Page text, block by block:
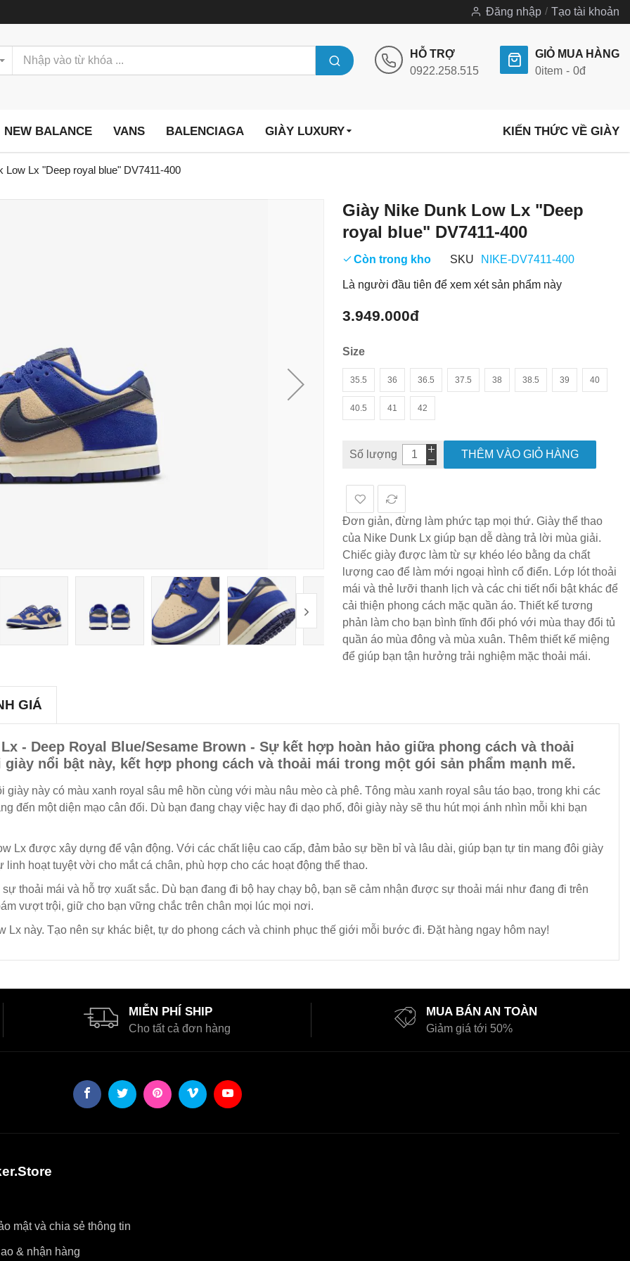
Đăng nhập Tạo tài khoản
HỖ TRỢ
0922.258.515
GIỎ MUA HÀNG
0item 0đ
NEW BALANCE VANS BALENCIAGA GIÀY LUXURY KIẾN THỨC VỀ GIÀY
Low Lx "Deep royal blue" DV7411-400
Giày Nike Dunk Low Lx "Deep
royal blue" DV7411-400
Còn trong kho SKU NIKE-DV7411-400
Là người đầu tiên để xem xét sản phẩm này
3.949.000đ
Size
35.5 36 36.5 37.5 38 38.5 39 40
40.5 41 42
Số lượng THÊM VÀO GIỎ HÀNG
Đơn giản, đừng làm phức tạp mọi thứ. Giày thể thao
của Nike Dunk Lx giúp bạn dễ dàng trả lời mùa giải.
Chiếc giày được làm từ sự khéo léo bằng da chất
lượng cao để làm mới ngoại hình cổ điển. Lớp lót thoải
mái và thẻ lưỡi thanh lịch và các chi tiết nổi bật khác để
cải thiện phong cách mặc quần áo. Thiết kế tương
phản làm cho bạn bình tĩnh đối phó với mùa thay đổi tủ
quần áo mùa đông và mùa xuân. Thêm thiết kế miệng
để giúp bạn tận hưởng trải nghiệm mặc thoải mái.
Chuyển
phần
hình
GIÁ
- Deep Royal Blue/Sesame Brown - Sự kết hợp hoàn hảo giữa phong cách và thoải
nổi bật này, kết hợp phong cách và thoải mái trong một gói sản phẩm mạnh mẽ.
này có màu xanh royal sâu mê hồn cùng với màu nâu mèo cà phê. Tông màu xanh royal sâu táo bạo, trong khi các
đến một diện mạo cân đối. Dù bạn đang chạy việc hay đi dạo phố, đôi giày này sẽ thu hút mọi ánh nhìn mỗi khi bạn
Lx được xây dựng để vận động. Với các chất liệu cao cấp, đảm bảo sự bền bỉ và lâu dài, giúp bạn tự tin mang đôi giày
hoạt tuyệt vời cho mắt cá chân, phù hợp cho các hoạt động thể thao.
thoải mái và hỗ trợ xuất sắc. Dù bạn đang đi bộ hay chạy bộ, bạn sẽ cảm nhận được sự thoải mái như đang đi trên
vượt trội, giữ cho bạn vững chắc trên chân mọi lúc mọi nơi.
này. Tạo nên sự khác biệt, tự do phong cách và chinh phục thế giới mỗi bước đi. Đặt hàng ngay hôm nay!
MIỄN PHÍ SHIP
Cho tất cả đơn hàng
MUA BÁN AN TOÀN
Giảm giá tới 50%
mật và chia sẻ thông tin
& nhận hàng